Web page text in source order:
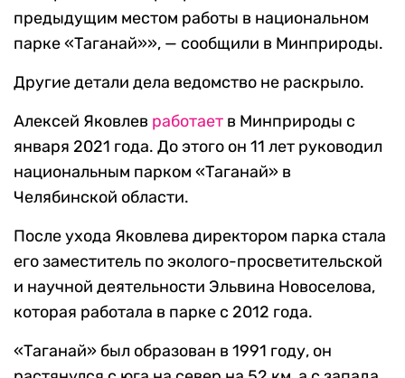
предыдущим местом работы в национальном
парке «Таганай»», — сообщили в Минприроды.
Другие детали дела ведомство не раскрыло.
Алексей Яковлев работает в Минприроды с
января 2021 года. До этого он 11 лет руководил
национальным парком «Таганай» в
Челябинской области.
После ухода Яковлева директором парка стала
его заместитель по эколого-просветительской
и научной деятельности Эльвина Новоселова,
которая работала в парке с 2012 года.
«Таганай» был образован в 1991 году, он